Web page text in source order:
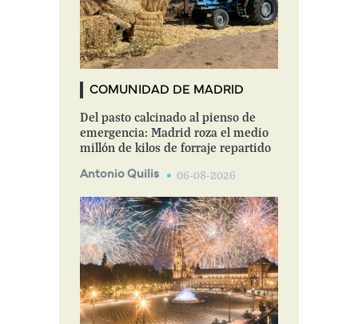
COMUNIDAD DE MADRID
Del pasto calcinado al pienso de
emergencia: Madrid roza el medio
millón de kilos de forraje repartido
Antonio Quilis 06-08-2026